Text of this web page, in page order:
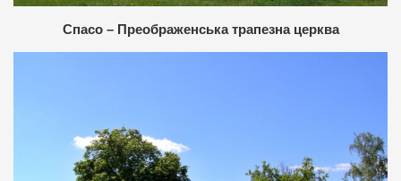
Спасо – Преображенська трапезна церква